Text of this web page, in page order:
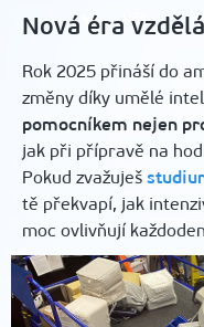
Nová éra
Rok 2025 přináší do
změny díky umělé
pomocníkem nejen
jak při přípravě na
Pokud zvažuješ
tě překvapí, jak
moc ovlivňují